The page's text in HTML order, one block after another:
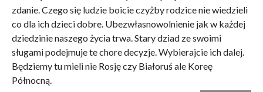
zdanie. Czego się ludzie boicie czyżby rodzice nie wiedzieli
co dla ich dzieci dobre. Ubezwłasnowolnienie jak w każdej
dziedzinie naszego życia trwa. Stary dziad ze swoimi
sługami podejmuje te chore decyzje. Wybierajcie ich dalej.
Będziemy tu mieli nie Rosję czy Białoruś ale Koreę
Północną.